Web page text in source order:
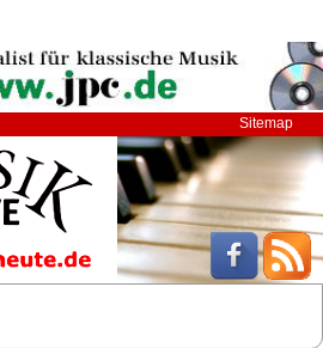
Sitemap